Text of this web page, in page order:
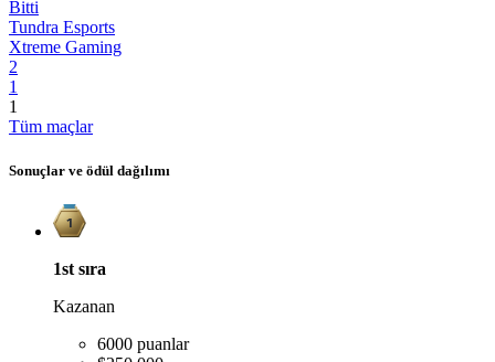
Bitti
Tundra Esports
Xtreme Gaming
2
1
1
Tüm maçlar
Sonuçlar ve ödül dağılımı
1st sıra
Kazanan
6000 puanlar